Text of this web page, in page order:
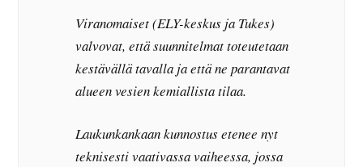
Viranomaiset (ELY-keskus ja Tukes)
valvovat, että suunnitelmat toteutetaan
kestävällä tavalla ja että ne parantavat
alueen vesien kemiallista tilaa.
Laukunkankaan kunnostus etenee nyt
teknisesti vaativassa vaiheessa, jossa